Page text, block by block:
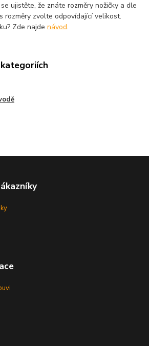
ujistěte, že znáte rozměry nožičky a dle
rozměry zvolte odpovídající velikost.
Zde najdenávod.